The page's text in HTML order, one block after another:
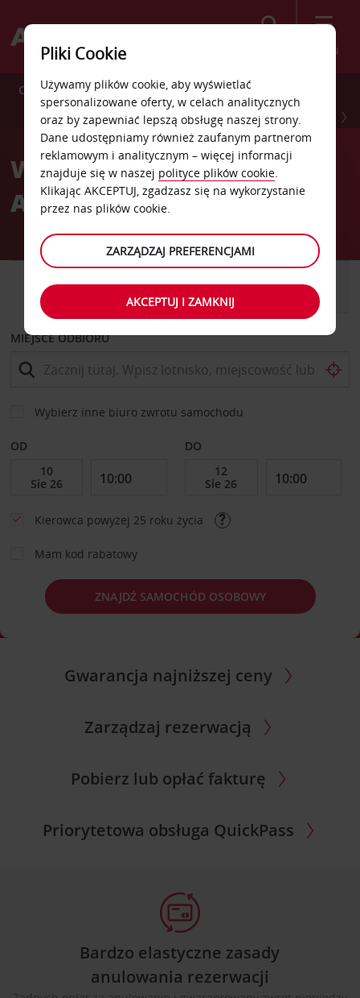
Menu
Oszczędź 10% dzięki dodatkowym korzyściom z wynajmu.
ZAREJESTRUJ SIĘ TERAZ
Wynajmij samochód w
Avis bez obaw.
DOSTAWCZY
MIEJSCE ODBIORU
Wybierz inne biuro zwrotu samochodu
OD DO
Kierowca powyżej 25 roku życia
Mam kod rabatowy
ZNAJDŹ SAMOCHÓD OSOBOWY
Gwarancja najniższej ceny
Zarządzaj rezerwacją
Pobierz lub opłać fakturę
Priorytetowa obsługa QuickPass
Bardzo elastyczne zasady
anulowania rezerwacji
Pliki Cookie
Używamy plików cookie, aby wyświetlać
spersonalizowane oferty, w celach analitycznych
oraz by zapewniać lepszą obsługę naszej strony.
Dane udostępniamy również zaufanym partnerom
reklamowym i analitycznym – więcej informacji
znajduje się w naszej polityce plików cookie.
Klikając AKCEPTUJ, zgadzasz się na wykorzystanie
przez nas plików cookie.
ZARZĄDZAJ PREFERENCJAMI
AKCEPTUJ I ZAMKNIJ